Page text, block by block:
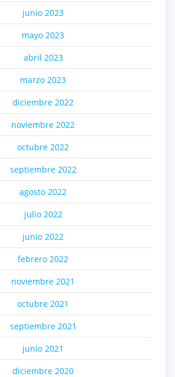
junio 2023
mayo 2023
abril 2023
marzo 2023
diciembre 2022
noviembre 2022
octubre 2022
septiembre 2022
agosto 2022
julio 2022
junio 2022
febrero 2022
noviembre 2021
octubre 2021
septiembre 2021
junio 2021
diciembre 2020